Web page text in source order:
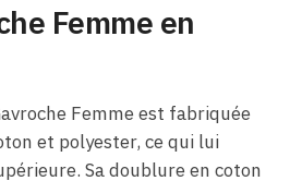
Femme en
Femme est fabriquée
et polyester, ce qui lui
Sa doublure en coton